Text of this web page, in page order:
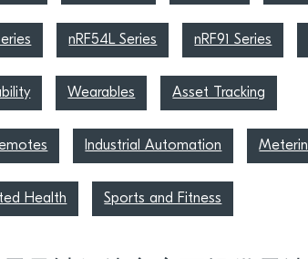
nRF54L Series nRF91 Series
Wearables Asset Tracking
Industrial Automation
Health Sports and Fitness